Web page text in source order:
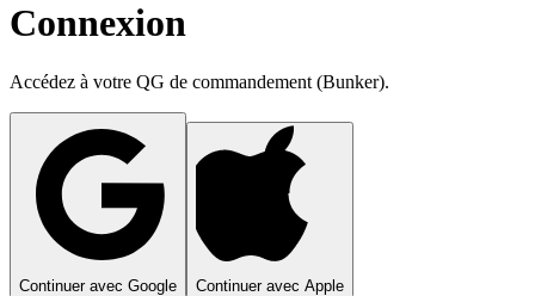
Connexion
Accédez à votre QG de commandement (Bunker).
Continuer avec Google Continuer avec Apple